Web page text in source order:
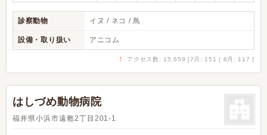
診察動物 イヌ / ネコ / 鳥
設備・取り扱い アニコム
↑ アクセス数: 15,659 [7月: 151 | 6月: 117 ]
はしづめ動物病院
福井県小浜市遠敷2丁目201-1